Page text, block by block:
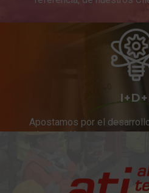
Apostamos por el
Innovación constante en